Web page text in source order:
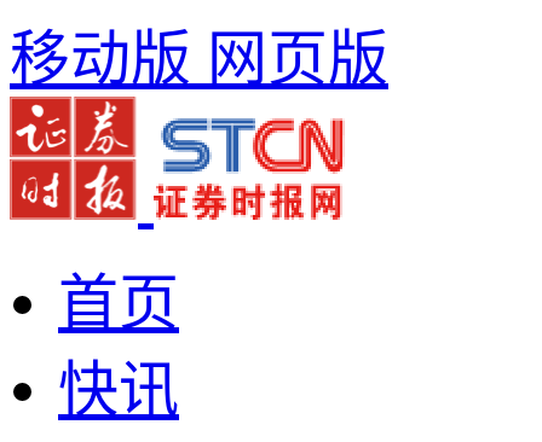
移动版 网页版
首页
快讯